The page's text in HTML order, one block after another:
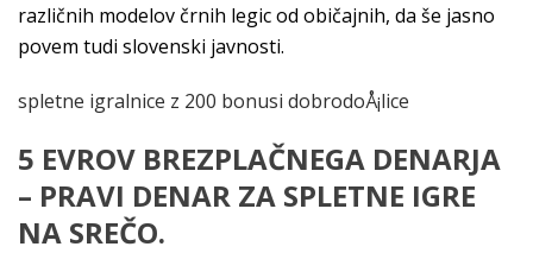
različnih modelov črnih legic od običajnih, da še jasno
povem tudi slovenski javnosti.
spletne igralnice z 200 bonusi dobrodoÅ¡lice
5 EVROV BREZPLAČNEGA DENARJA
– PRAVI DENAR ZA SPLETNE IGRE
NA SREČO.